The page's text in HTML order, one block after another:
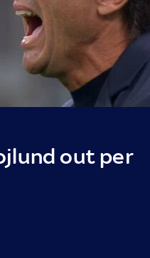
out per